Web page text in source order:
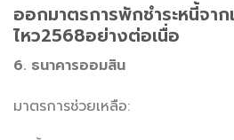
ออกมาตรการพักชำระหนี้จา
ไหว2568อย่างต่อเนื่อ
6. ธนาคารออมสิน
มาตรการช่วยเหลือ: